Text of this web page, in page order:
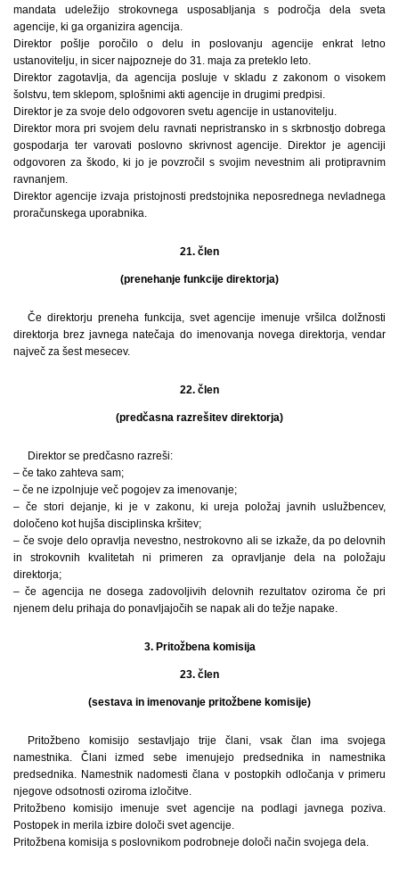
mandata udeležijo strokovnega usposabljanja s področja dela sveta
agencije, ki ga organizira agencija.
Direktor pošlje poročilo o delu in poslovanju agencije enkrat letno
ustanovitelju, in sicer najpozneje do 31. maja za preteklo leto.
Direktor zagotavlja, da agencija posluje v skladu z zakonom o visokem
šolstvu, tem sklepom, splošnimi akti agencije in drugimi predpisi.
Direktor je za svoje delo odgovoren svetu agencije in ustanovitelju.
Direktor mora pri svojem delu ravnati nepristransko in s skrbnostjo dobrega
gospodarja ter varovati poslovno skrivnost agencije. Direktor je agenciji
odgovoren za škodo, ki jo je povzročil s svojim nevestnim ali protipravnim
ravnanjem.
Direktor agencije izvaja pristojnosti predstojnika neposrednega nevladnega
proračunskega uporabnika.
21. člen
(prenehanje funkcije direktorja)
Če direktorju preneha funkcija, svet agencije imenuje vršilca dolžnosti
direktorja brez javnega natečaja do imenovanja novega direktorja, vendar
največ za šest mesecev.
22. člen
(predčasna razrešitev direktorja)
Direktor se predčasno razreši:
– če tako zahteva sam;
– če ne izpolnjuje več pogojev za imenovanje;
– če stori dejanje, ki je v zakonu, ki ureja položaj javnih uslužbencev,
določeno kot hujša disciplinska kršitev;
– če svoje delo opravlja nevestno, nestrokovno ali se izkaže, da po delovnih
in strokovnih kvalitetah ni primeren za opravljanje dela na položaju
direktorja;
– če agencija ne dosega zadovoljivih delovnih rezultatov oziroma če pri
njenem delu prihaja do ponavljajočih se napak ali do težje napake.
3. Pritožbena komisija
23. člen
(sestava in imenovanje pritožbene komisije)
Pritožbeno komisijo sestavljajo trije člani, vsak član ima svojega
namestnika. Člani izmed sebe imenujejo predsednika in namestnika
predsednika. Namestnik nadomesti člana v postopkih odločanja v primeru
njegove odsotnosti oziroma izločitve.
Pritožbeno komisijo imenuje svet agencije na podlagi javnega poziva.
Postopek in merila izbire določi svet agencije.
Pritožbena komisija s poslovnikom podrobneje določi način svojega dela.